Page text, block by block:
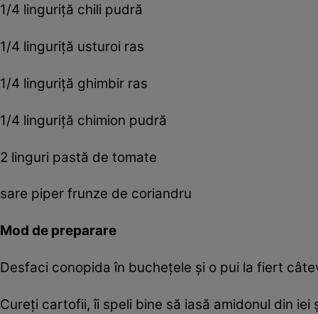
1/4 linguriță chili pudră
1/4 linguriță usturoi ras
1/4 linguriță ghimbir ras
1/4 linguriță chimion pudră
2 linguri pastă de tomate
sare piper frunze de coriandru
Mod de preparare
Desfaci conopida în buchețele și o pui la fiert
Cureți cartofii, îi speli bine să iasă amidonul din